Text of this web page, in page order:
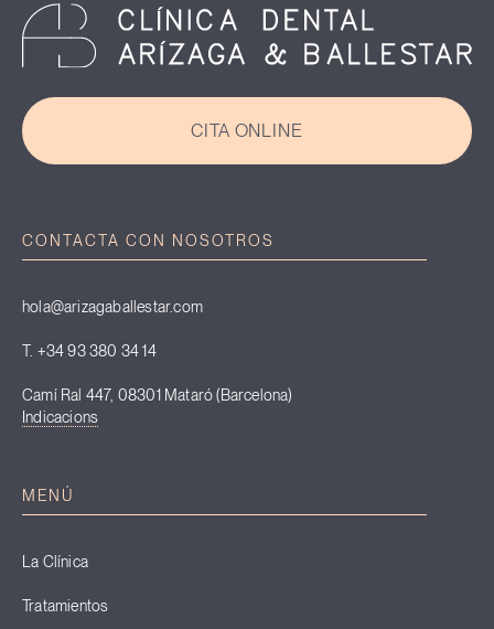
CITA ONLINE
CONTACTA CON NOSOTROS
hola@arizagaballestar.com
T. +34 93 380 34 14
Camí Ral 447, 08301 Mataró (Barcelona)
Indicacions
MENÚ
La Clínica
Tratamientos